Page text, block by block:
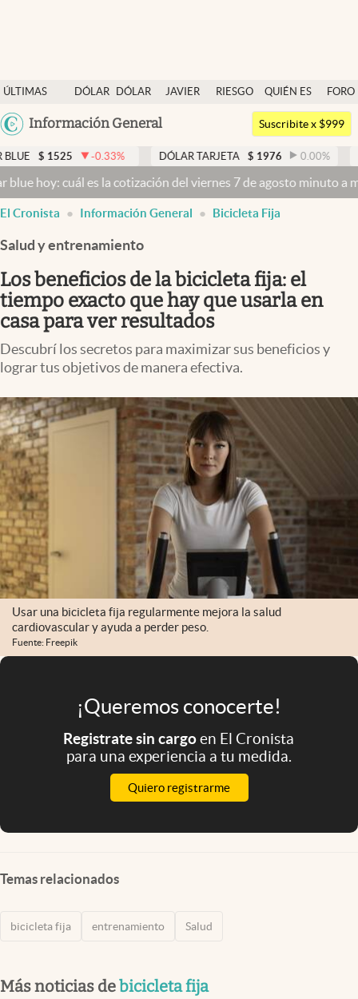
ÚLTIMAS
NOTICIAS
DÓLAR
DÓLAR
JAVIER
RIESGO
QUIÉN ES
QUIÉN
FORO
Argentina
México
Información General
Dólar
Members
Economía y Política
Finanzas y Mercados
Mercados Online
Negocios
Columnistas
Otras secciones
Apertura
Infotechnology
Clase
Clima
Mundial 2026
Eventos Corporativos
El Cronista Studio
Mediakit
abre en nueva pestaña
Suscribite x $999
-0.33% DÓLAR TARJETA $ 1976 0.00% DÓLAR MEP
es la cotización del viernes 7 de agosto minuto a minutoDólar
El Cronista Información General Bicicleta Fija
Salud y entrenamiento
Los beneficios de la bicicleta fija: el
tiempo exacto que hay que usarla en
casa para ver resultados
Descubrí los secretos para maximizar sus beneficios y
lograr tus objetivos de manera efectiva.
Usar una bicicleta fija regularmente mejora la salud
cardiovascular y ayuda a perder peso.
Fuente: Freepik
¡Queremos conocerte!
Registrate sin cargoen El Cronista
para una experiencia a tu medida.
Quiero registrarme
Temas relacionados
bicicleta fija entrenamiento Salud
Más noticias debicicleta fija